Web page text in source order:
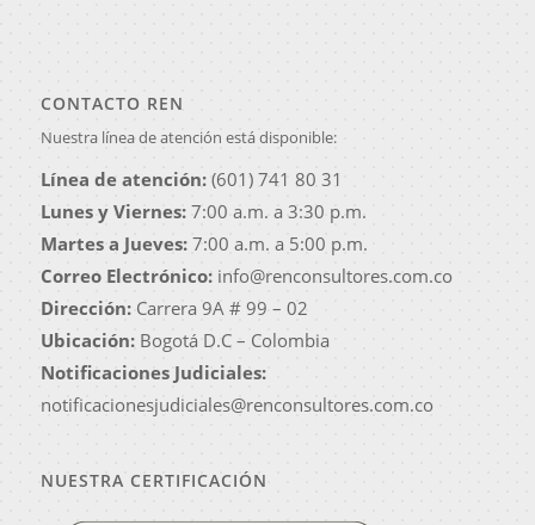
CONTACTO REN
Nuestra línea de atención está disponible:
Línea de atención: (601) 741 80 31
Lunes y Viernes: 7:00 a.m. a 3:30 p.m.
Martes a Jueves: 7:00 a.m. a 5:00 p.m.
Correo Electrónico: info@renconsultores.com.co
Dirección: Carrera 9A # 99 – 02
Ubicación: Bogotá D.C – Colombia
Notificaciones Judiciales:
notificacionesjudiciales@renconsultores.com.co
NUESTRA CERTIFICACIÓN